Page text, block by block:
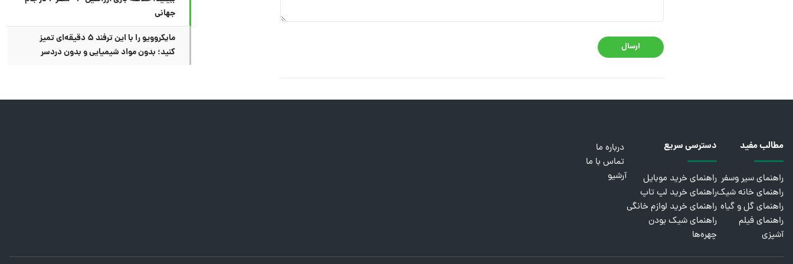
ارسال
جهانی
مایکروویو را با این ترفند ۵ دقیقه‌ای تمیز
کنید؛ بدون مواد شیمیایی و بدون دردسر
مطالب مفید
راهنمای سیر وسفر
راهنمای خانه شیک
راهنمای گل و گیاه
راهنمای فیلم
آشپزی
دسترسی سریع
راهنمای خرید موبایل
راهنمای خرید لپ تاپ
راهنمای خرید لوازم خانگی
راهنمای شیک بودن
چهره‌ها
درباره ما
تماس با ما
آرشیو